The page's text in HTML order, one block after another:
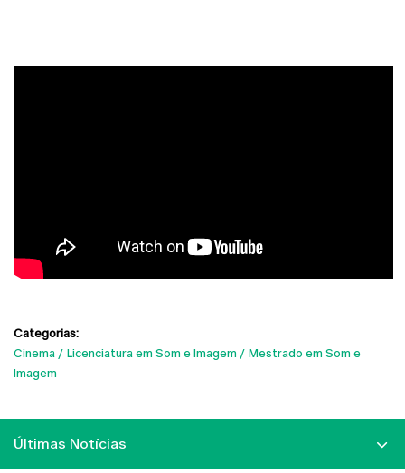
Categorias:
Cinema
Licenciatura em Som e Imagem
Mestrado em Som e
Imagem
Últimas Notícias